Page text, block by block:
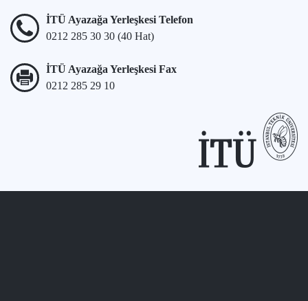
İTÜ Ayazağa Yerleşkesi Telefon
0212 285 30 30 (40 Hat)
İTÜ Ayazağa Yerleşkesi Fax
0212 285 29 10